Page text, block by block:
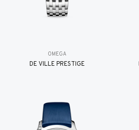
OMEGA
DE VILLE PRESTIGE